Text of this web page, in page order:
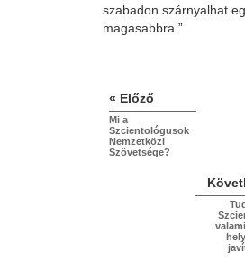
szabadon szárnyalhat
magasabbra.”
« Előző
Mi a
Szcientológusok
Nemzetközi
Szövetsége?